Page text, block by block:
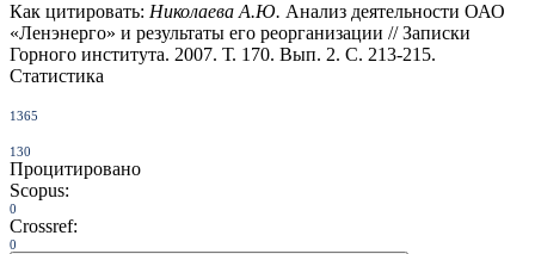
Как цитировать: Николаева А.Ю. Анализ деятельности ОАО
«Ленэнерго» и результаты его реорганизации // Записки
Горного института. 2007. Т. 170. Вып. 2. С. 213-215.
Статистика
1365
130
Процитировано
Scopus:
0
Crossref:
0